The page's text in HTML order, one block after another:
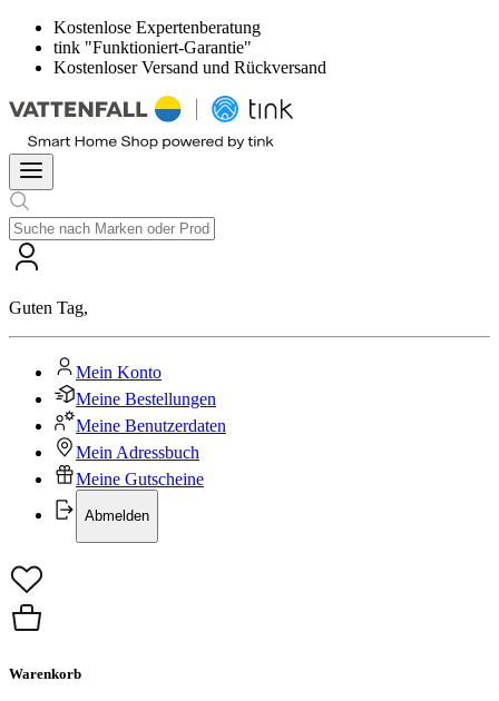
Kostenlose Expertenberatung
tink "Funktioniert-Garantie"
Kostenloser Versand und Rückversand
Guten Tag,
Mein Konto
Meine Bestellungen
Meine Benutzerdaten
Mein Adressbuch
Meine Gutscheine
Abmelden
Warenkorb